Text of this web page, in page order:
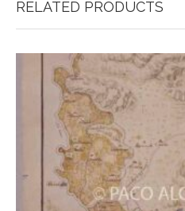
RELATED PRODUCTS